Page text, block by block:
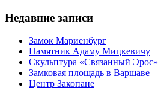
Недавние записи
Замок Мариенбург
Памятник Адаму Мицкевичу
Скульптура «Связанный Эрос»
Замковая площадь в Варшаве
Центр Закопане